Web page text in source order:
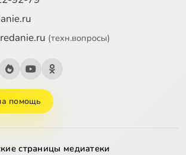
(техн.вопросы)
помощь
страницы медиатеки